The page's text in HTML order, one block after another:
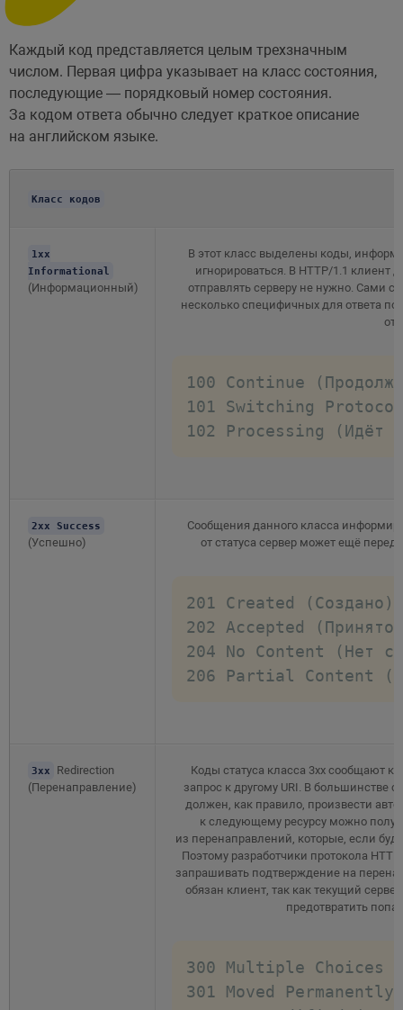
Каждый код представляется целым трехзначным
числом. Первая цифра указывает на класс состояния,
последующие — порядковый номер состояния.
За кодом ответа обычно следует краткое описание
на английском языке.
Класс кодов
1xx
Informational
(Информационный)
В этот класс выделены коды,
игнорироваться. В HTTP/1.1 клиент
отправлять серверу не нужно. Сами
несколько специфичных для ответа
от
100 Continue
101 Switching
102 Processing (Идёт
2xx Success
(Успешно)
Сообщения данного класса
от статуса сервер может ещё
201 Created (Создано)
202 Accepted (Принято)
204 No Content (Нет
206 Partial Content
3xx
Redirection
(Перенаправление)
Коды статуса класса 3xx сообщают
запрос к другому URI. В большинстве
должен, как правило, произвести
к следующему ресурсу можно
из перенаправлений, которые, если
Поэтому разработчики протокола
запрашивать подтверждение на
обязан клиент, так как текущий
предотвратить
300 Multiple Choices
301 Moved